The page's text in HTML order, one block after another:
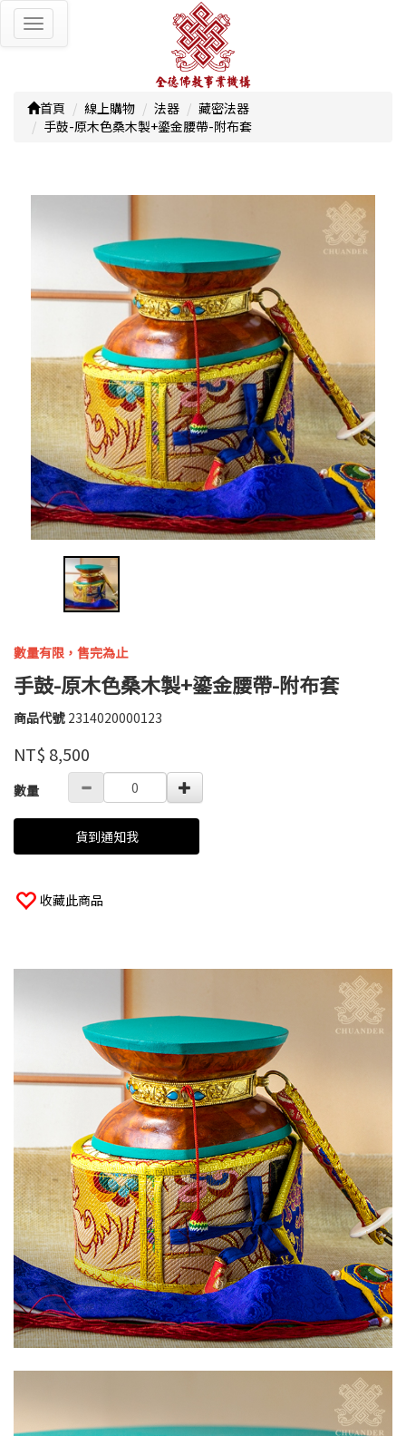
Toggle
navigation
首頁 線上購物 法器
藏密法器
手鼓-原木色桑木製+鎏金腰帶-附布套
數量有限，售完為止
手鼓-原木色桑木製+鎏金腰帶-附布套
商品代號 2314020000123
2314020000123
品牌
高
婉
瑜
NT$ 8,500
GOODS000000000000003096412
數量
貨到通知我
收藏此商品